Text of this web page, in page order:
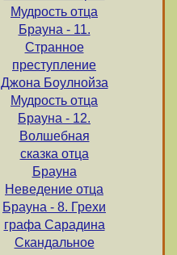
Мудрость отца
Брауна - 11.
Странное
преступление
Джона Боулнойза
Мудрость отца
Брауна - 12.
Волшебная
сказка отца
Брауна
Неведение отца
Брауна - 8. Грехи
графа Сарадина
Скандальное